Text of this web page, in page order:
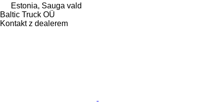
Estonia, Sauga vald
Baltic Truck OÜ
Kontakt z dealerem